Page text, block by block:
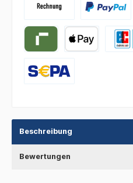
Beschreibung
Bewertungen